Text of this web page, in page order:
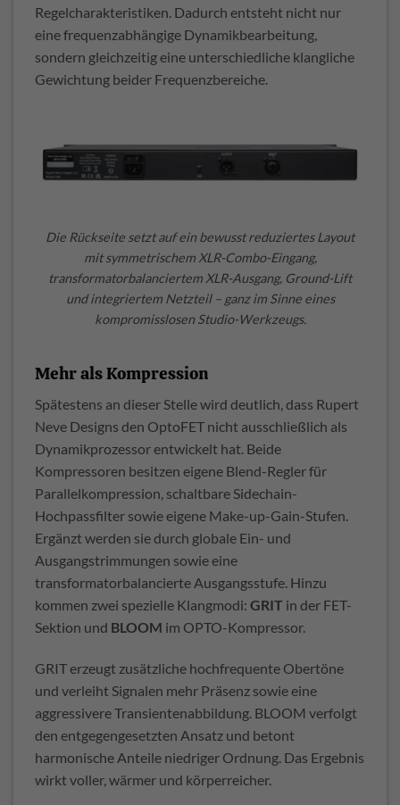
Regelcharakteristiken. Dadurch entsteht nicht nur
eine frequenzabhängige Dynamikbearbeitung,
sondern gleichzeitig eine unterschiedliche klangliche
Gewichtung beider Frequenzbereiche.
Die Rückseite setzt auf ein bewusst reduziertes Layout
mit symmetrischem XLR-Combo-Eingang,
transformatorbalanciertem XLR-Ausgang, Ground-Lift
und integriertem Netzteil – ganz im Sinne eines
kompromisslosen Studio-Werkzeugs.
Mehr als Kompression
Spätestens an dieser Stelle wird deutlich, dass Rupert
Neve Designs den OptoFET nicht ausschließlich als
Dynamikprozessor entwickelt hat. Beide
Kompressoren besitzen eigene Blend-Regler für
Parallelkompression, schaltbare Sidechain-
Hochpassfilter sowie eigene Make-up-Gain-Stufen.
Ergänzt werden sie durch globale Ein- und
Ausgangstrimmungen sowie eine
transformatorbalancierte Ausgangsstufe. Hinzu
kommen zwei spezielle Klangmodi: GRIT in der FET-
Sektion und BLOOM im OPTO-Kompressor.
GRIT erzeugt zusätzliche hochfrequente Obertöne
und verleiht Signalen mehr Präsenz sowie eine
aggressivere Transientenabbildung. BLOOM verfolgt
den entgegengesetzten Ansatz und betont
harmonische Anteile niedriger Ordnung. Das Ergebnis
wirkt voller, wärmer und körperreicher.